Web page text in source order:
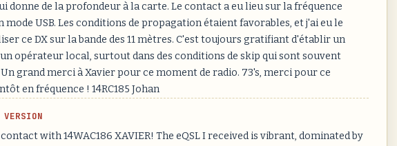
donne de la profondeur à la carte. Le contact a eu lieu sur la fréquence
mode USB. Les conditions de propagation étaient favorables, et j'ai eu le
ce DX sur la bande des 11 mètres. C'est toujours gratifiant d'établir un
opérateur local, surtout dans des conditions de skip qui sont souvent
grand merci à Xavier pour ce moment de radio. 73's, merci pour ce
en fréquence ! 14RC185 Johan
with 14WAC186 XAVIER! The eQSL I received is vibrant, dominated by